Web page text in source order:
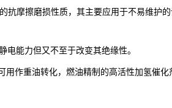
摩擦磨损性质，其主要应用于不易维护
电能力但又不至于改变其绝缘性。
作重油转化，燃油精制的高活性加氢催化